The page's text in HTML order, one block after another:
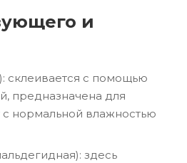
и
склеивается с помощью
предназначена для
с нормальной влажностью
здесь